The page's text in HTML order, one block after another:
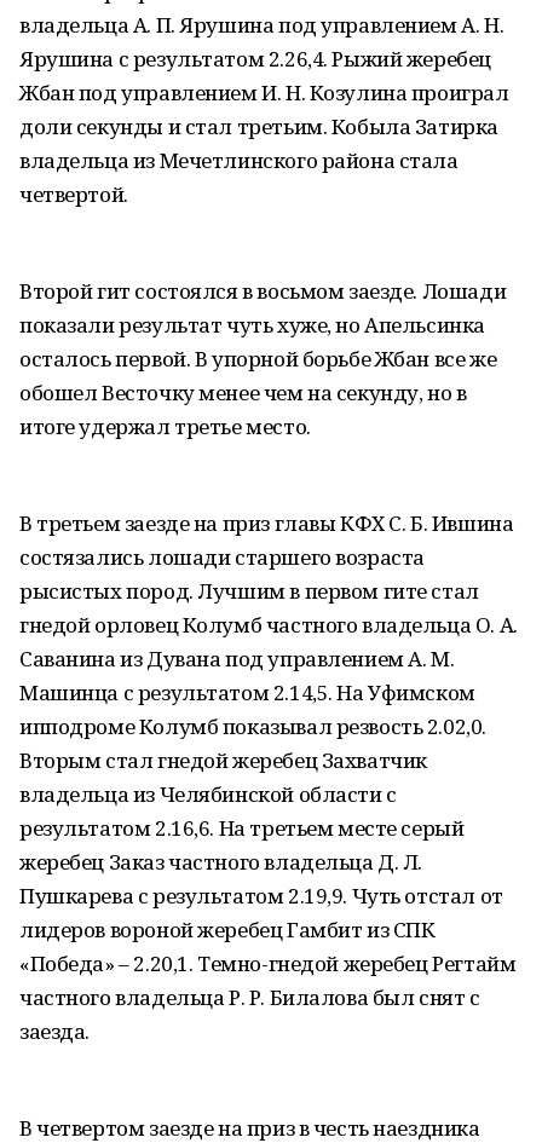
владельца А. П. Ярушина под управлением А. Н.
Ярушина с результатом 2.26,4. Рыжий жеребец
Жбан под управлением И. Н. Козулина проиграл
доли секунды и стал третьим. Кобыла Затирка
владельца из Мечетлинского района стала
четвертой.
Второй гит состоялся в восьмом заезде. Лошади
показали результат чуть хуже, но Апельсинка
осталось первой. В упорной борьбе Жбан все же
обошел Весточку менее чем на секунду, но в
итоге удержал третье место.
В третьем заезде на приз главы КФХ С. Б. Ившина
состязались лошади старшего возраста
рысистых пород. Лучшим в первом гите стал
гнедой орловец Колумб частного владельца О. А.
Саванина из Дувана под управлением А. М.
Машинца с результатом 2.14,5. На Уфимском
ипподроме Колумб показывал резвость 2.02,0.
Вторым стал гнедой жеребец Захватчик
владельца из Челябинской области с
результатом 2.16,6. На третьем месте серый
жеребец Заказ частного владельца Д. Л.
Пушкарева с результатом 2.19,9. Чуть отстал от
лидеров вороной жеребец Гамбит из СПК
«Победа» – 2.20,1. Темно-гнедой жеребец Регтайм
частного владельца Р. Р. Билалова был снят с
заезда.
В четвертом заезде на приз в честь наездника